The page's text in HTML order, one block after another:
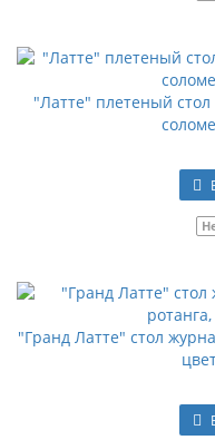
"Латте" плетеный стол
"Гранд Латте" стол